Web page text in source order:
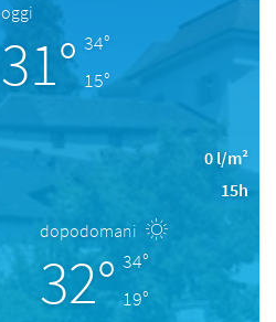
oggi
31° 34°
15°
0 l/m²
15h
dopodomani
32° 34°
19°